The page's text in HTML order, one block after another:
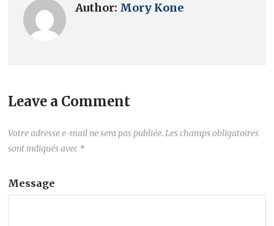
Author: Mory Kone
Leave a Comment
Votre adresse e-mail ne sera pas publiée. Les champs obligatoires
sont indiqués avec *
Message